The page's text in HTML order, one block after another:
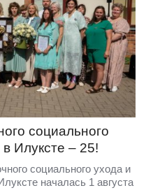
социального
Илуксте – 25!
социального ухода и
началась 1 августа